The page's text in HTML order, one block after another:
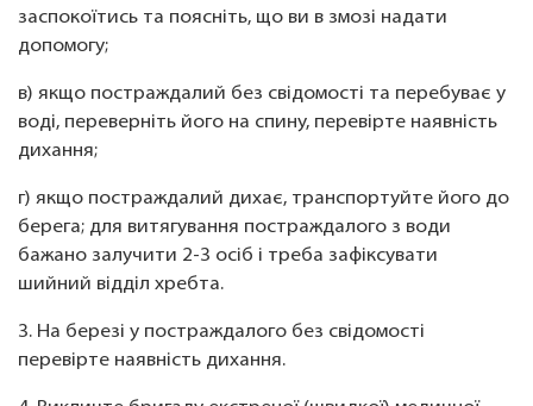
заспокоїтись та поясніть, що ви в змозі надати
допомогу;
в) якщо постраждалий без свідомості та перебуває у
воді, переверніть його на спину, перевірте наявність
дихання;
г) якщо постраждалий дихає, транспортуйте його до
берега; для витягування постраждалого з води
бажано залучити 2-3 осіб і треба зафіксувати
шийний відділ хребта.
3. На березі у постраждалого без свідомості
перевірте наявність дихання.